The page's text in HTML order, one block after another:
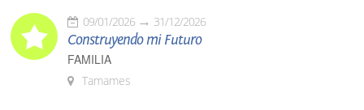
09/01/2026 31/12/2026
Construyendo mi Futuro
FAMILIA
Tamames